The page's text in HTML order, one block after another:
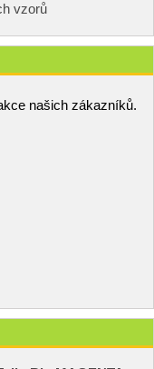
vzorů
našich zákazníků.